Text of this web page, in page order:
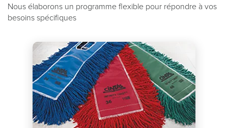
Nous élaborons un programme flexible pour répondre à vos
besoins spécifiques